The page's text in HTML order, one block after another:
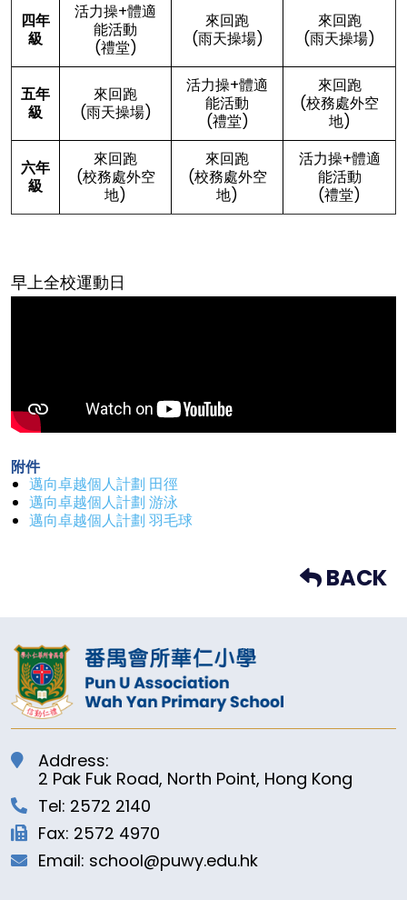
四年
級
活力操+體適
能活動
(禮堂)
來回跑
(雨天操場)
來回跑
(雨天操場)
五年
級
來回跑
(雨天操場)
活力操+體適
能活動
(禮堂)
來回跑
(校務處外空
地)
六年
級
來回跑
(校務處外空
地)
來回跑
(校務處外空
地)
活力操+體適
能活動
(禮堂)
早上全校運動日
附件
邁向卓越個人計劃 田徑
邁向卓越個人計劃 游泳
邁向卓越個人計劃 羽毛球
BACK
Address:
2 Pak Fuk Road, North Point, Hong Kong
Tel: 2572 2140
Fax: 2572 4970
Email: school@puwy.edu.hk